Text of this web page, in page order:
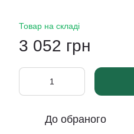
Товар на складі
3 052 грн
До обраного